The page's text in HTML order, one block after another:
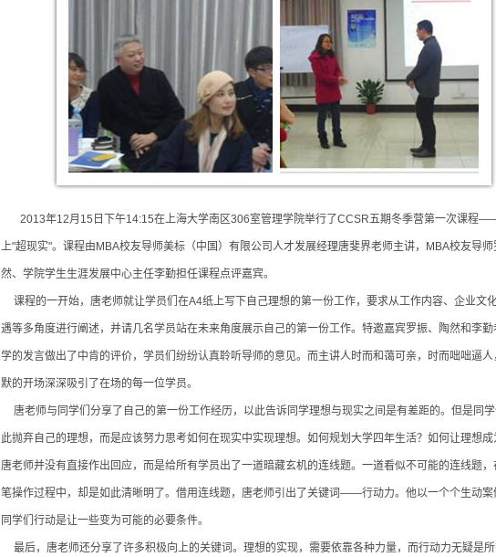
2013年12月15日下午14:15在上海大学南区306室管理学院举行了CCSR五期冬季营第一次课程
上"超现实"。课程由MBA校友导师美标（中国）有限公司人才发展经理唐斐界老师主讲，MBA校友导
然、学院学生生涯发展中心主任李勤担任课程点评嘉宾。
课程的一开始，唐老师就让学员们在A4纸上写下自己理想的第一份工作，要求从工作内容、企业文
遇等多角度进行阐述，并请几名学员站在未来角度展示自己的第一份工作。特邀嘉宾罗振、陶然和李勤
学的发言做出了中肯的评价，学员们纷纷认真聆听导师的意见。而主讲人时而和蔼可亲，时而咄咄逼人
默的开场深深吸引了在场的每一位学员。
唐老师与同学们分享了自己的第一份工作经历，以此告诉同学理想与现实之间是有差距的。但是同
此抛弃自己的理想，而是应该努力思考如何在现实中实现理想。如何规划大学四年生活？如何让理想成
唐老师并没有直接作出回应，而是给所有学员出了一道暗藏玄机的连线题。一道看似不可能的连线题，
笔操作过程中，却是如此清晰明了。借用连线题，唐老师引出了关键词——行动力。他以一个个生动案
同学们行动是让一些变为可能的必要条件。
最后，唐老师还分享了许多积极向上的关键词。理想的实现，需要依靠各种力量，而行动力无疑是